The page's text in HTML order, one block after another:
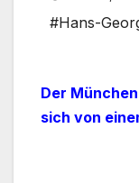
#Hans-
Der
sich von